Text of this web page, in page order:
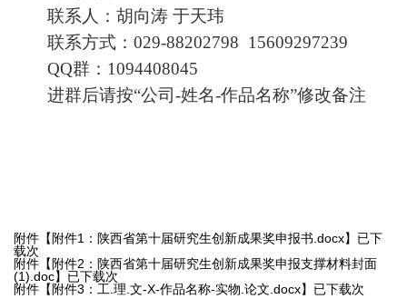
联系人：胡向涛 于天玮
联系方式：029-88202798  15609297239
QQ群： 1094408045
进群后请按“公司-姓名-作品名称”修改备注
附件【 附件1：陕西省第十届研究生创新成果奖申报书.docx】已下
载次
附件【 附件2：陕西省第十届研究生创新成果奖申报支撑材料封面
(1).doc】已下载次
附件【 附件3：工.理.文-X-作品名称-实物.论文.docx】已下载次